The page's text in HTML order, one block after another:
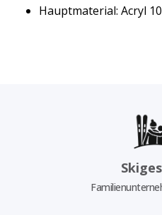
Hauptmaterial: Acryl